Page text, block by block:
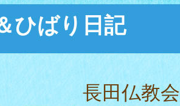
ひばり日記
長田仏教会